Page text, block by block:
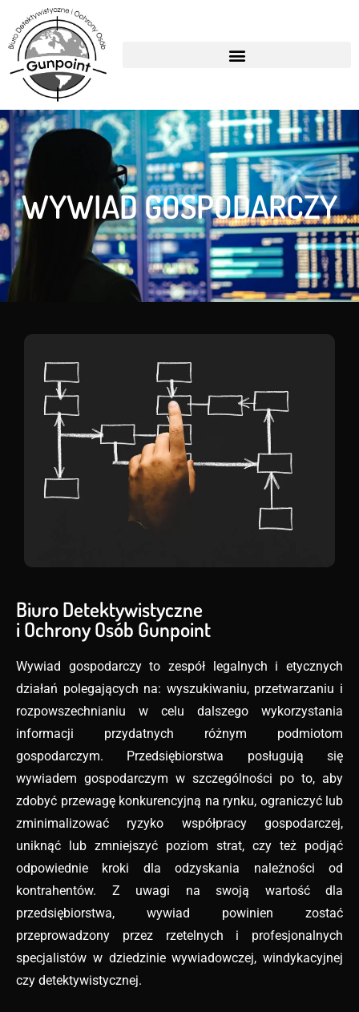
WYWIAD GOSPODARCZY
Biuro Detektywistyczne
i Ochrony Osób Gunpoint
Wywiad gospodarczy to zespół legalnych i etycznych
działań polegających na: wyszukiwaniu, przetwarzaniu i
rozpowszechnianiu w celu dalszego wykorzystania
informacji przydatnych różnym podmiotom
gospodarczym. Przedsiębiorstwa posługują się
wywiadem gospodarczym w szczególności po to, aby
zdobyć przewagę konkurencyjną na rynku, ograniczyć lub
zminimalizować ryzyko współpracy gospodarczej,
uniknąć lub zmniejszyć poziom strat, czy też podjąć
odpowiednie kroki dla odzyskania należności od
kontrahentów. Z uwagi na swoją wartość dla
przedsiębiorstwa, wywiad powinien zostać
przeprowadzony przez rzetelnych i profesjonalnych
specjalistów w dziedzinie wywiadowczej, windykacyjnej
czy detektywistycznej.